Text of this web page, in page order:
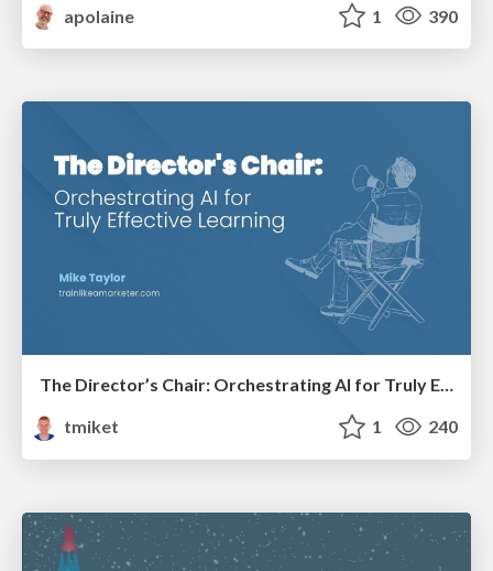
apolaine
1 390
The Director’s Chair: Orchestrating AI for Truly Effective Learning
tmiket
1 240